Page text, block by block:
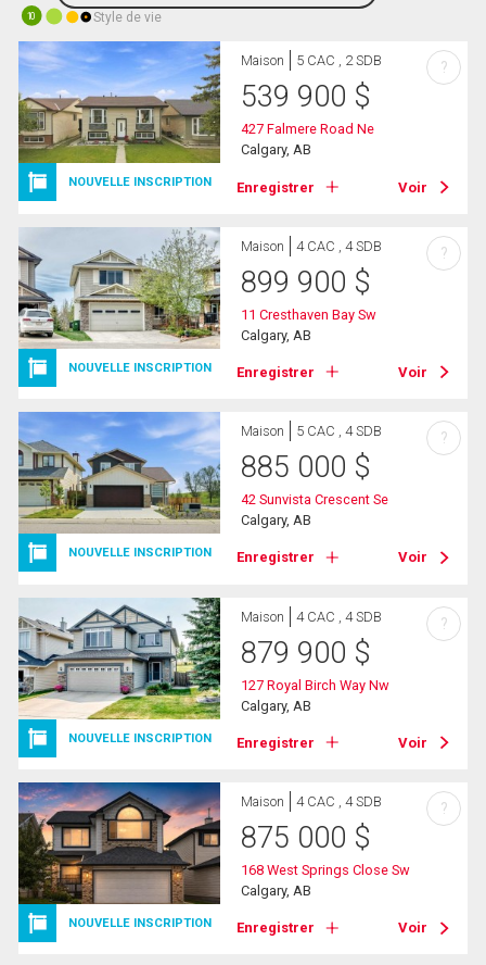
10 Style de vie
NOUVELLE INSCRIPTION
Maison 5 CAC , 2 SDB
539 900 $
427 Falmere Road Ne
Calgary, AB
Enregistrer Voir
?
NOUVELLE INSCRIPTION
Maison 4 CAC , 4 SDB
899 900 $
11 Cresthaven Bay Sw
Calgary, AB
Enregistrer Voir
?
NOUVELLE INSCRIPTION
Maison 5 CAC , 4 SDB
885 000 $
42 Sunvista Crescent Se
Calgary, AB
Enregistrer Voir
?
NOUVELLE INSCRIPTION
Maison 4 CAC , 4 SDB
879 900 $
127 Royal Birch Way Nw
Calgary, AB
Enregistrer Voir
?
NOUVELLE INSCRIPTION
Maison 4 CAC , 4 SDB
875 000 $
168 West Springs Close Sw
Calgary, AB
Enregistrer Voir
?